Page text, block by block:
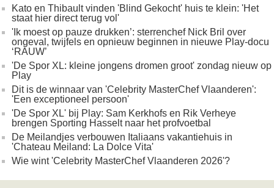
Kato en Thibault vinden 'Blind Gekocht' huis te klein: 'Het
staat hier direct terug vol'
'Ik moest op pauze drukken’: sterrenchef Nick Bril over
ongeval, twijfels en opnieuw beginnen in nieuwe Play-docu
‘RAUW’
'De Spor XL: kleine jongens dromen groot' zondag nieuw op
Play
Dit is de winnaar van 'Celebrity MasterChef Vlaanderen':
'Een exceptioneel persoon'
'De Spor XL' bij Play: Sam Kerkhofs en Rik Verheye
brengen Sporting Hasselt naar het profvoetbal
De Meilandjes verbouwen Italiaans vakantiehuis in
'Chateau Meiland: La Dolce Vita'
Wie wint 'Celebrity MasterChef Vlaanderen 2026'?